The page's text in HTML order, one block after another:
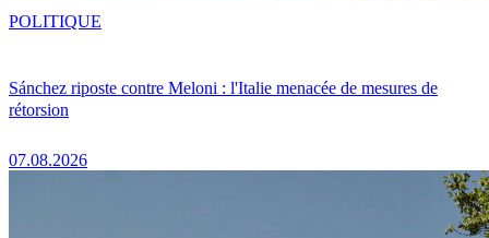
Sánchez riposte contre Meloni : l'Italie menacée de mesures de
rétorsion
07.08.2026
POLITIQUE